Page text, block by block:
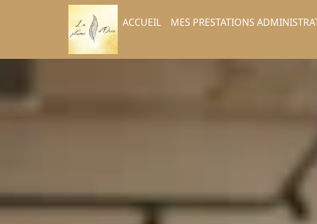
ACCUEIL MES PRESTATIONS